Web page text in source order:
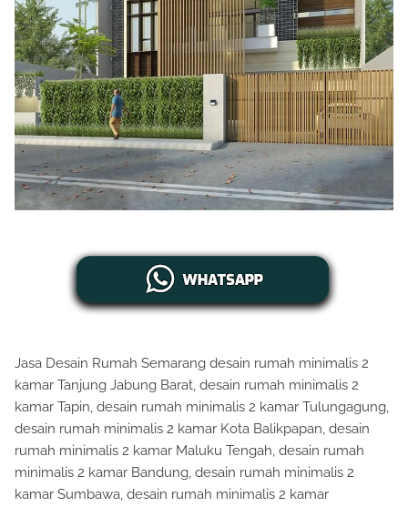
Jasa Desain Rumah Semarang desain rumah minimalis 2
kamar Tanjung Jabung Barat, desain rumah minimalis 2
kamar Tapin, desain rumah minimalis 2 kamar Tulungagung,
desain rumah minimalis 2 kamar Kota Balikpapan, desain
rumah minimalis 2 kamar Maluku Tengah, desain rumah
minimalis 2 kamar Bandung, desain rumah minimalis 2
kamar Sumbawa, desain rumah minimalis 2 kamar